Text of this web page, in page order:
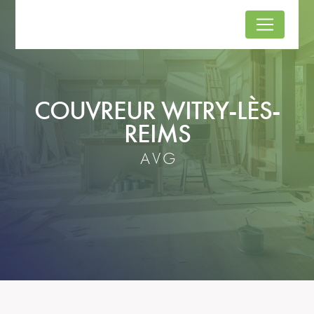
COUVREUR WITRY-LÈS-
REIMS
AVG